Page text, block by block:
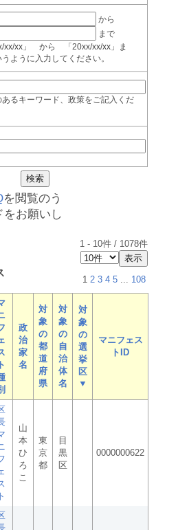
から
まで
xx/xx」 から 「20xx/xx/xx」ま
ように入力してください。
るキーワード、政策をご記入くだ
を閲覧のう
をお願いし
1 - 10件 / 1078件
1 2 3 4 5 ... 108
ト
政
治
家
名
対
象
の
都
道
府
県
対
象
の
自
治
体
名
対
象
の
選
挙
区
▼
マニフェス
トID
ト
山
本
ひ
ろ
こ
東
京
都
目
黒
区
0000000622